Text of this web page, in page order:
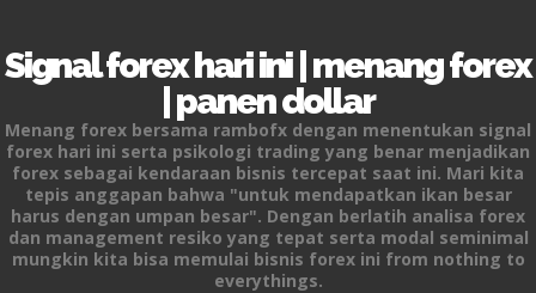
Signal forex hari ini | menang forex
| panen dollar
Menang forex bersama rambofx dengan menentukan signal
forex hari ini serta psikologi trading yang benar menjadikan
forex sebagai kendaraan bisnis tercepat saat ini. Mari kita
tepis anggapan bahwa "untuk mendapatkan ikan besar
harus dengan umpan besar". Dengan berlatih analisa forex
dan management resiko yang tepat serta modal seminimal
mungkin kita bisa memulai bisnis forex ini from nothing to
everythings.